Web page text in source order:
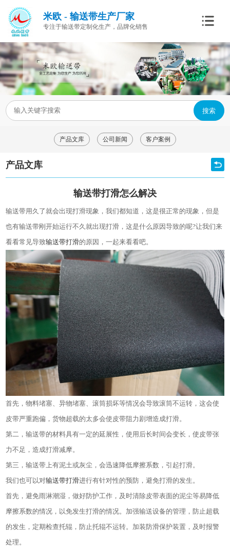
米欧 - 输送带生产厂家
专注于输送带定制化生产，品牌化销售
搜索
产品文库 公司新闻 客户案例
产品文库
输送带打滑怎么解决
输送带用久了就会出现打滑现象，我们都知道，这是很正常的现象，但是
也有输送带刚开始运行不久就出现打滑，这是什么原因导致的呢?让我们来
看看常见导致输送带打滑的原因，一起来看看吧。
首先，物料堵塞、异物堵塞、滚筒损坏等情况会导致滚筒不运转，这会使
皮带严重跑偏，货物超载的太多会使皮带阻力剧增造成打滑。
第二，输送带的材料具有一定的延展性，使用后长时间会变长，使皮带张
力不足，造成打滑减摩。
第三，输送带上有泥土或灰尘，会迅速降低摩擦系数，引起打滑。
我们也可以对输送带打滑进行有针对性的预防，避免打滑的发生。
首先，避免雨淋潮湿，做好防护工作，及时清除皮带表面的泥尘等易降低
摩擦系数的情况，以免发生打滑的情况。加强输送设备的管理，防止超载
的发生，定期检查托辊，防止托辊不运转。加装防滑保护装置，及时报警
处理。